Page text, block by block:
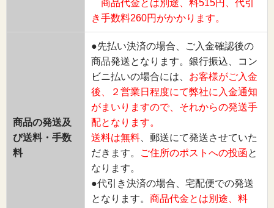
商品代金とは別途、料515円、代引
き手数料260円がかかります。
商品の発送及
び送料・手数
料
●先払い決済の場合、ご入金確認後の
商品発送となります。銀行振込、コン
ビニ払いの場合には、 お客様がご入金
後、２営業日程度にて弊社に入金通知
がまいりますので、それからの発送手
配となります。
送料は無料 、郵送にて発送させていた
だきます。
ご住所のポストへの投函と
なります。
●代引き決済の場合、宅配便での発送
となります。 商品代金とは別途、料